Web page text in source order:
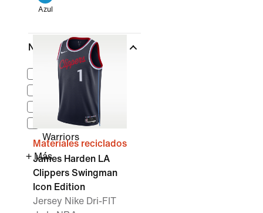
Azul
NBA (1)
Boston Celtics
Chicago Bulls
Dallas Mavericks
Golden State
Warriors
+ Más
Materiales reciclados
James Harden LA
Clippers Swingman
Icon Edition
Jersey Nike Dri-FIT